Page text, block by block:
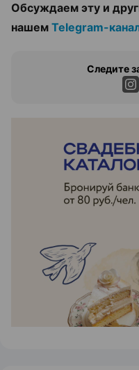
Обсуждаем эту и
нашем Telegram-
Следите